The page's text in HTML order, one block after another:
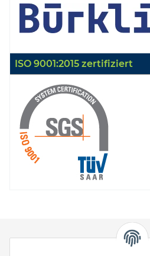
ISO 9001:2015 zertifiziert